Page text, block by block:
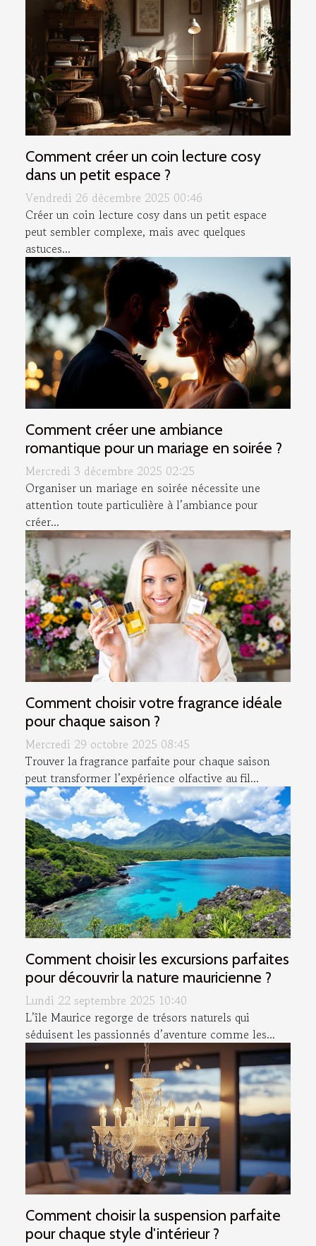
Comment créer un coin lecture cosy
dans un petit espace ?
Vendredi 26 décembre 2025 00:46
Créer un coin lecture cosy dans un petit espace
peut sembler complexe, mais avec quelques
astuces...
Comment créer une ambiance
romantique pour un mariage en soirée ?
Mercredi 3 décembre 2025 02:25
Organiser un mariage en soirée nécessite une
attention toute particulière à l’ambiance pour
créer...
Comment choisir votre fragrance idéale
pour chaque saison ?
Mercredi 29 octobre 2025 08:45
Trouver la fragrance parfaite pour chaque saison
peut transformer l’expérience olfactive au fil...
Comment choisir les excursions parfaites
pour découvrir la nature mauricienne ?
Lundi 22 septembre 2025 10:40
L’île Maurice regorge de trésors naturels qui
séduisent les passionnés d’aventure comme les...
Comment choisir la suspension parfaite
pour chaque style d'intérieur ?